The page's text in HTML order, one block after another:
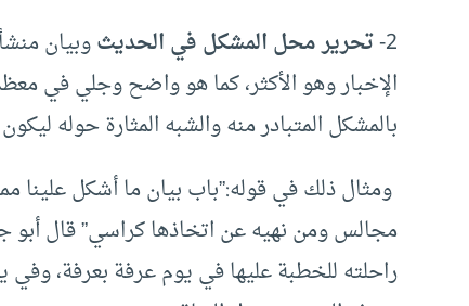
2- تحرير محلالمشكل في الحديثوبيان
الإخبار وهو الأكثر، كما هو واضح وجلي في
بالمشكل المتبادر منه والشبه المثارة حوله
ومثال ذلك في قوله:”باب بيان ما أشكل علينا
مجالس ومن نهيه عن اتخاذها كراسي” قال
راحلته للخطبة عليها في يوم عرفة بعرفة، وفي